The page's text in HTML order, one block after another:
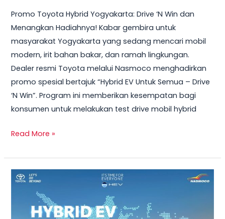
Promo Toyota Hybrid Yogyakarta: Drive ‘N Win dan
Menangkan Hadiahnya! Kabar gembira untuk
masyarakat Yogyakarta yang sedang mencari mobil
modern, irit bahan bakar, dan ramah lingkungan.
Dealer resmi Toyota melalui Nasmoco menghadirkan
promo spesial bertajuk “Hybrid EV Untuk Semua – Drive
‘N Win”. Program ini memberikan kesempatan bagi
konsumen untuk melakukan test drive mobil hybrid
2026
–
Test
Drive
Sekarang
&
Bawa
Pulang
TV
GRATIS!
Read More »
Toyota